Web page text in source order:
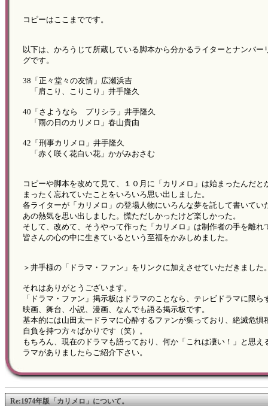
コピーはここまでです。
以下は、かろうじて所蔵している脚本から分かるライターとナンバー
グです。
38「正々堂々の友情」広瀬浜吉
「肩こり、こりこり」井手隆久
40「さようなら プリシラ」井手隆久
「雨の日のカリメロ」春山貴由
42「刑事カリメロ」井手隆久
「赤く咲く花白い花」かがみおさむ
コピーや脚本を改めて見て、１０月に「カリメロ」は始まったんだと
まったく忘れていたことをいろいろ思い出しました。
各ライターが「カリメロ」の登場人物にいろんな夢を託して書いてい
あの熱気を思い出しました。慌ただしかったけど楽しかった。
そして、改めて、そうやって作った「カリメロ」は制作者の手を離れ
皆さんの心の中に生きているという至福をかみしめました。
＞井手様の「ドラマ・ファン」をリンクに加えさせていただきました
それはありがとうございます。
「ドラマ・ファン」掲示板はドラマのことなら、テレビドラマに限ら
映画、舞台、小説、漫画、なんでも語る掲示板です。
基本的には山田太一ドラマに心酔するファンが集っており、絶滅危惧
自負を持つ方々ばかりです（笑）。
もちろん、現在のドラマも語っており、何か「これは凄い！」と思え
ラマがありましたらご紹介下さい。
Re:1974年版「カリメロ」について。